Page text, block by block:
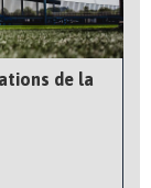
de la